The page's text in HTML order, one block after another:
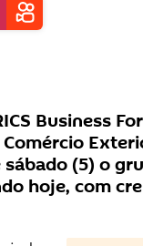
Business
(5) o
hoje, com